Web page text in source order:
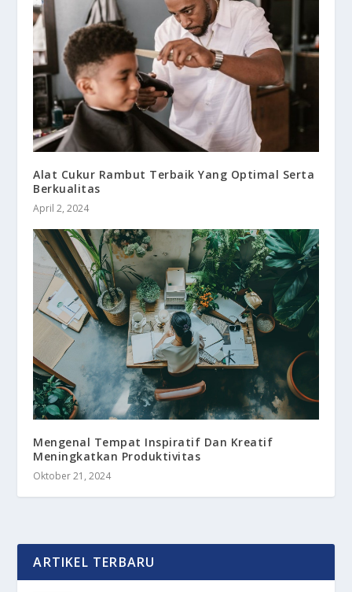
Alat Cukur Rambut Terbaik Yang Optimal Serta
Berkualitas
April 2, 2024
Mengenal Tempat Inspiratif Dan Kreatif
Meningkatkan Produktivitas
Oktober 21, 2024
ARTIKEL TERBARU